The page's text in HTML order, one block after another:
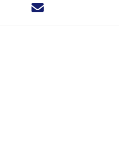
Deel dit nieuwsbericht via X -
Deel dit nieuwsbericht via
Deel dit nieuwsbericht
Deel dit